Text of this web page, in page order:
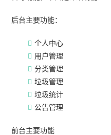
后台主要功能：
个人中心
用户管理
分类管理
垃圾管理
垃圾统计
公告管理
前台主要功能